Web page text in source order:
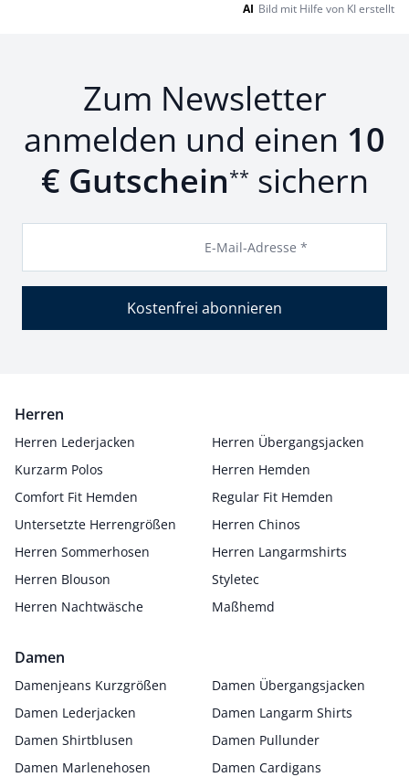
AI Bild mit Hilfe von KI erstellt
Zum Newsletter
anmelden und einen 10
€ Gutschein** sichern
E-Mail-Adresse *
Kostenfrei abonnieren
Herren
Herren Lederjacken
Herren Übergangsjacken
Kurzarm Polos
Herren Hemden
Comfort Fit Hemden
Regular Fit Hemden
Untersetzte Herrengrößen
Herren Chinos
Herren Sommerhosen
Herren Langarmshirts
Herren Blouson
Styletec
Herren Nachtwäsche
Maßhemd
Damen
Damenjeans Kurzgrößen
Damen Übergangsjacken
Damen Lederjacken
Damen Langarm Shirts
Damen Shirtblusen
Damen Pullunder
Damen Marlenehosen
Damen Cardigans